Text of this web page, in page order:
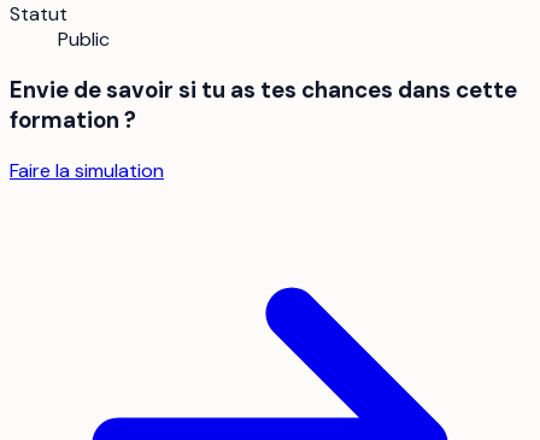
Statut
Public
Envie de savoir si tu as tes chances dans cette
formation ?
Faire la simulation